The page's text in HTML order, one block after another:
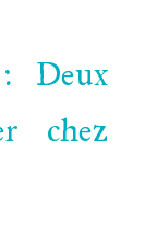
Deux
chez